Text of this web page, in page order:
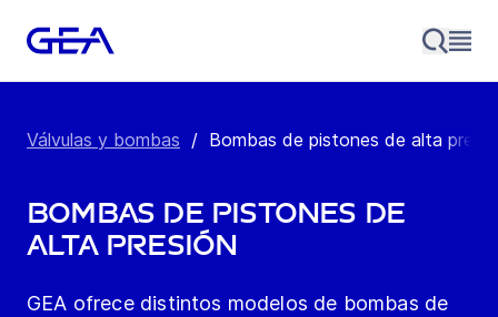
Válvulas y bombas / Bombas de pistones de alta
Bombas de pistones de
alta presión
GEA ofrece distintos modelos de bombas de